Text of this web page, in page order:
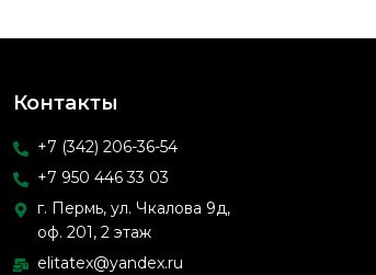
Контакты
+7 (342) 206-36-54
+7 950 446 33 03
г. Пермь, ул. Чкалова 9д,
оф. 201, 2 этаж
elitatex@yandex.ru